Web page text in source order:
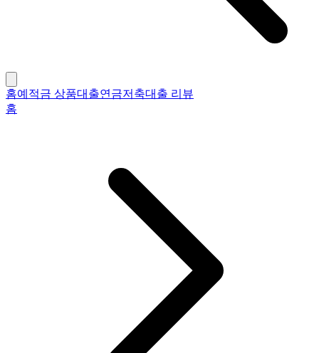
홈예적금 상품대출연금저축대출 리뷰
홈